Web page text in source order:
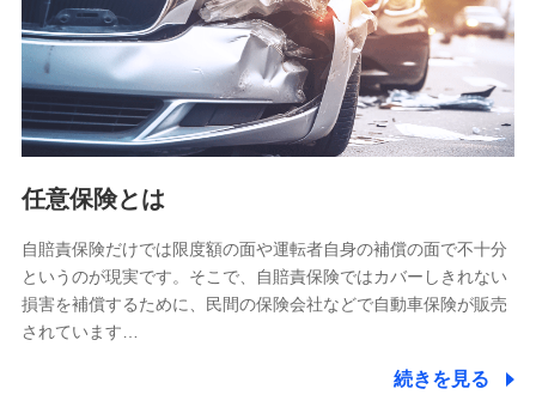
基本情報
氏名、電話番号、メールアドレス、お客さまの識別子、
属性、連絡先、dポイントサービスのご利用に関する情
報。例として、dポイントカード番号、性別、年齢、家族
構成、住所、dポイント残高、dポイント利用履歴などが
含まれます。
当社又は株式会社NTTドコモが提供する各種サービスな
又は株式会社NTTドコモが提供する各種サービスのご契
約状態・ご利用履歴インターネット利用時の行動に関す
る情報、アプリケーション利用時の行動に関する情報、
購入されたサービスや商品の名称・購入場所・決済に関
する情報、アンケートの回答に関する情報などが含まれ
任意保険とは
自賠責保険だけでは限度額の面や運転者自身の補償の面で不十分
というのが現実です。そこで、自賠責保険ではカバーしきれない
損害を補償するために、民間の保険会社などで自動車保険が販売
されています…
続きを見る